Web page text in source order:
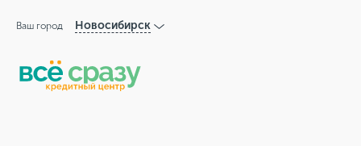
Ваш город Новосибирск